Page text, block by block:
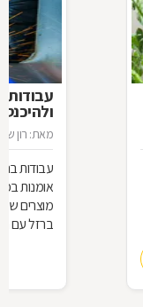
עבודות
מאת: רון
עבודות
אומנות
מוצרים
ברזל עם